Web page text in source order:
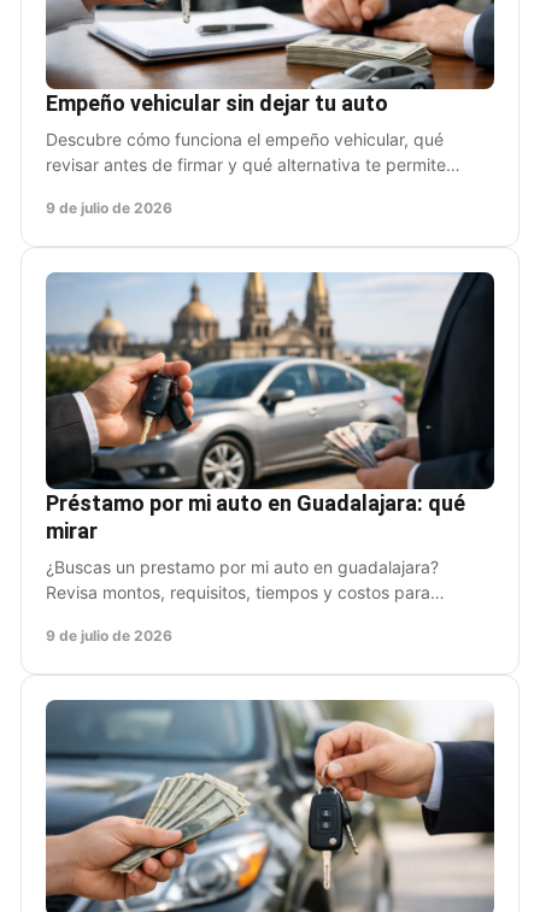
Empeño vehicular sin dejar tu auto
Descubre cómo funciona el empeño vehicular, qué
revisar antes de firmar y qué alternativa te permite
9 de julio de 2026
Préstamo por mi auto en Guadalajara: qué
mirar
¿Buscas un prestamo por mi auto en guadalajara?
Revisa montos, requisitos, tiempos y costos para
9 de julio de 2026